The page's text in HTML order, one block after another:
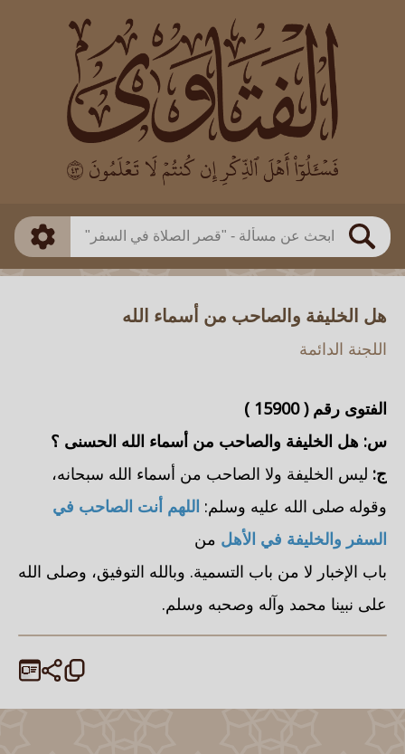
بحث
العالم
بن باز
بن العثيمين
اللجنة الدائمة
طريقة البحث
ذكي
هل الخليفة والصاحب من أسماء الله
اللجنة الدائمة
الفتوى رقم (15900
)
س: هل الخليفة والصاحب من أسماء الله الحسنى ؟
ج: ليس الخليفة ولا الصاحب من أسماء الله سبحانه،
وقوله صلى الله عليه وسلم: اللهم أنت الصاحب في
السفر والخليفة في الأهل من
باب الإخبار لا من باب التسمية. وبالله التوفيق، وصلى الله
على نبينا محمد وآله وصحبه وسلم.